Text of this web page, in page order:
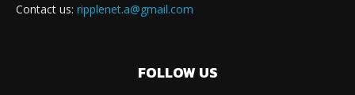
Contact us: ripplenet.a@gmail.com
FOLLOW US